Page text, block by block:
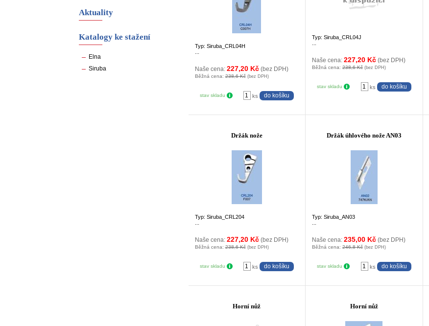
Aktuality
Katalogy ke stažení
Elna
Siruba
Typ: Siruba_CRL04H
Naše cena: 227,20 Kč (bez DPH)
Běžná cena:238,6 Kč (bez DPH)
stav skladu ks
Typ: Siruba_CRL04J
Naše cena:227,20 Kč (bez DPH)
Běžná cena:238,6 Kč (bez DPH)
stav skladu ks
Držák nože
Typ: Siruba_CRL204
Naše cena: 227,20 Kč (bez DPH)
Běžná cena:238,6 Kč (bez DPH)
stav skladu ks
Držák úhlového nože AN03
Typ: Siruba_AN03
Naše cena:235,00 Kč (bez DPH)
Běžná cena:246,8 Kč (bez DPH)
stav skladu ks
Horní nůž Horní nůž